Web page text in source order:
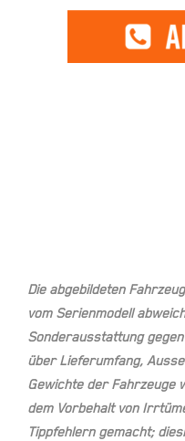
Die abgebildeten
vom Serienmodell
Sonderausstattung
über Lieferumfang,
Gewichte der Fahrzeuge
dem Vorbehalt von
Tippfehlern gemacht;